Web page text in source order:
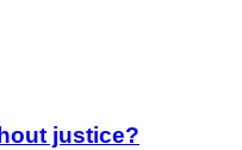
justice?